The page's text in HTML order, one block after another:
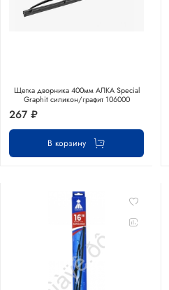
Щетка дворника 400мм АЛКА Special
Graphit силикон/графит 106000
267 ₽
В корзину